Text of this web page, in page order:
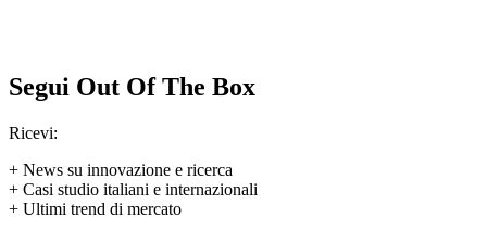
Segui Out Of The Box
Ricevi:
+ News su innovazione e ricerca
+ Casi studio italiani e internazionali
+ Ultimi trend di mercato